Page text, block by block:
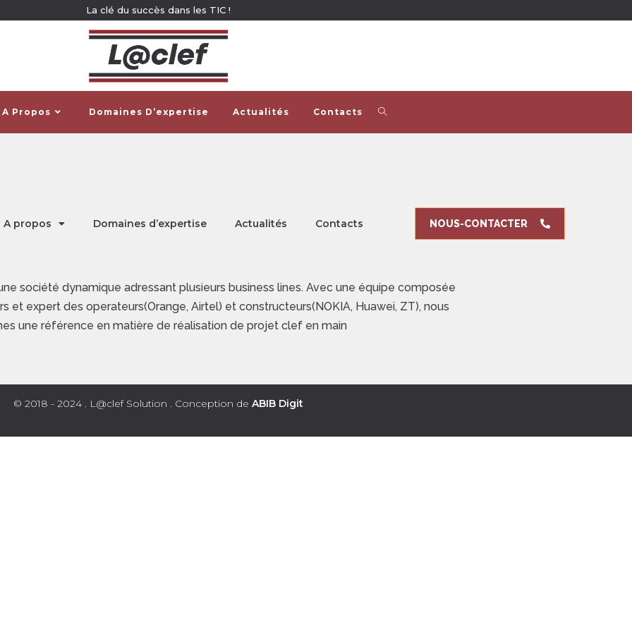
La clé du succès dans les TIC !
A Propos Domaines D’expertise Actualités Contacts
A propos Domaines d’expertise Actualités Contacts NOUS-CONTACTER
société dynamique adressant plusieurs business lines. Avec une équipe composée
et expert des operateurs(Orange, Airtel) et constructeurs(NOKIA, Huawei, ZT), nous
une référence en matière de réalisation de projet clef en main
© 2018 - 2024 . L@clef Solution . Conception de ABIB Digit